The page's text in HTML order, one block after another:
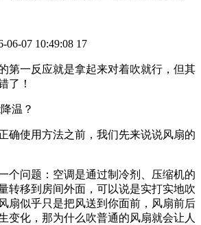
06-07 10:49:08 17
第一反应就是拿起来对着吹就行，但其
了！
温？
确使用方法之前，我们先来说说风扇的
个问题：空调是通过制冷剂、压缩机的
转移到房间外面，可以说是实打实地吹
扇似乎只是把风送到你面前，风扇前后
变化，那为什么吹普通的风扇就会让人